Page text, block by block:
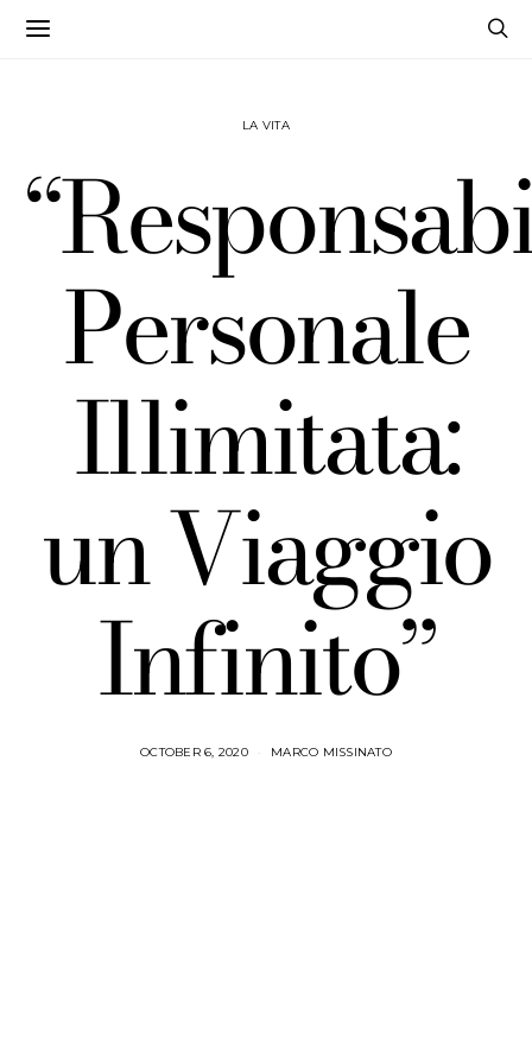
LA VITA
Personale
Illimitata:
un Viaggio
Infinito”
OCTOBER 6, 2020 MARCO MISSINATO